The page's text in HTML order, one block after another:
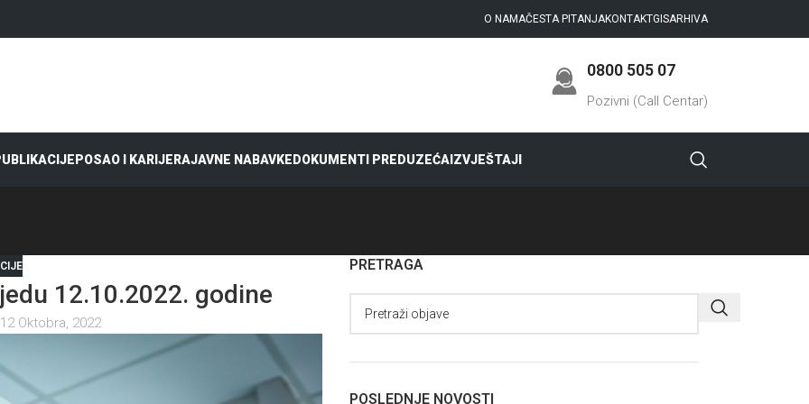
O NAMAČESTA PITANJAKONTAKTGISARHIVA
0800 505 07
Pozivni (Call Centar)
POSAO I KARIJERAJAVNE NABAVKEDOKUMENTI PREDUZEĆAIZVJEŠTAJI
12.10.2022. godine
Oktobra, 2022
PRETRAGA
POSLEDNJE NOVOSTI